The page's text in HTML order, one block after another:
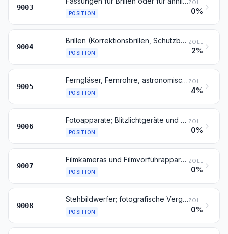
9003
POSITION
ZOLL
0%
9004
Brillen (Korrektionsbrillen, Schutzbrillen und andere Brillen) und ähnliche Waren
POSITION
ZOLL
2%
9005
Ferngläser, Fernrohre, astronomische Fernrohre, optische Teleskope und Montierungen dafür; andere astronomische Instrumente und Montierungen dafür (ausgenommen Instrumente für Radioastronomie)
POSITION
ZOLL
4%
9006
Fotoapparate; Blitzlichtgeräte und -vorrichtungen für fotografische Zwecke sowie Fotoblitzlampen (ausgenommen Entladungslampen der Position 8539)
POSITION
ZOLL
0%
9007
Filmkameras und Filmvorführapparate, auch mit eingebauten Tonaufnahme- oder Tonwiedergabegeräten
POSITION
ZOLL
0%
9008
Stehbildwerfer; fotografische Vergrößerungs- oder Verkleinerungsapparate
POSITION
ZOLL
0%